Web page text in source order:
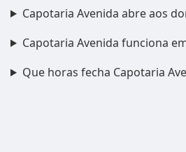
Capotaria Avenida abre aos
Capotaria Avenida funciona
Que horas fecha Capotaria